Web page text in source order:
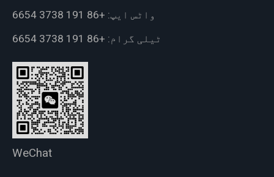
واٹس ایپ: +86 191 3738 6654
ٹیلی گرام: +86 191 3738 6654
WeChat